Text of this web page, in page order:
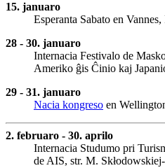
15. januaro
Esperanta Sabato en
28 - 30. januaro
Internacia Festivalo de
Ameriko ĝis Ĉinio kaj
29 - 31. januaro
Nacia kongreso en
2. februaro - 30. aprilo
Internacia Studumo pri
de AIS, str. M.